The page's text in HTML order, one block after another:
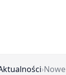
›Nowe